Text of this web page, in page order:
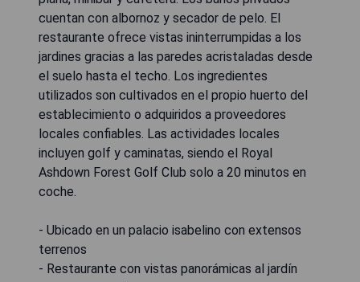
cuentan con albornoz y secador de pelo. El
restaurante ofrece vistas ininterrumpidas a los
jardines gracias a las paredes acristaladas desde
el suelo hasta el techo. Los ingredientes
utilizados son cultivados en el propio huerto del
establecimiento o adquiridos a proveedores
locales confiables. Las actividades locales
incluyen golf y caminatas, siendo el Royal
Ashdown Forest Golf Club solo a 20 minutos en
coche.
- Ubicado en un palacio isabelino con extensos
terrenos
- Restaurante con vistas panorámicas al jardín